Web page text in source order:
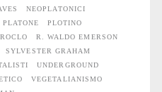
NEOPLATONICI
PLATONE
PLOTINO
R. WALDO EMERSON
SYLVESTER GRAHAM
UNDERGROUND
VEGETALIANISMO